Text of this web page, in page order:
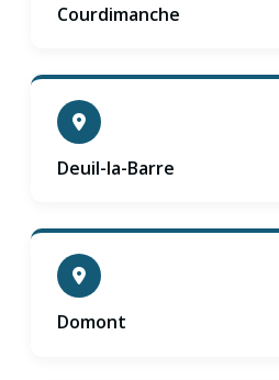
Courdimanche
Deuil-la-Barre
Domont